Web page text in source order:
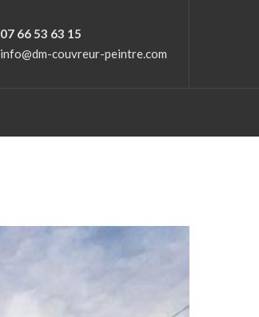
07 66 53 63 15
info@dm-couvreur-peintre.com